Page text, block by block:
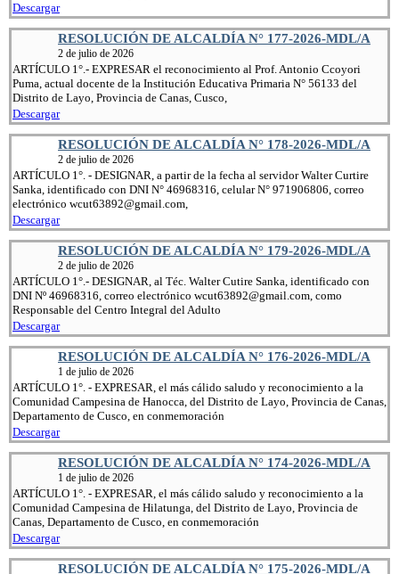
Descargar
RESOLUCIÓN DE ALCALDÍA N° 177-2026-MDL/A
2 de julio de 2026
ARTÍCULO 1°.- EXPRESAR el reconocimiento al Prof. Antonio Ccoyori
Puma, actual docente de la Institución Educativa Primaria N° 56133 del
Distrito de Layo, Provincia de Canas, Cusco,
Descargar
RESOLUCIÓN DE ALCALDÍA N° 178-2026-MDL/A
2 de julio de 2026
ARTÍCULO 1°. - DESIGNAR, a partir de la fecha al servidor Walter Curtire
Sanka, identificado con DNI N° 46968316, celular N° 971906806, correo
electrónico wcut63892@gmail.com,
Descargar
RESOLUCIÓN DE ALCALDÍA N° 179-2026-MDL/A
2 de julio de 2026
ARTÍCULO 1°.- DESIGNAR, al Téc. Walter Cutire Sanka, identificado con
DNI Nº 46968316, correo electrónico wcut63892@gmail.com, como
Responsable del Centro Integral del Adulto
Descargar
RESOLUCIÓN DE ALCALDÍA N° 176-2026-MDL/A
1 de julio de 2026
ARTÍCULO 1°. - EXPRESAR, el más cálido saludo y reconocimiento a la
Comunidad Campesina de Hanocca, del Distrito de Layo, Provincia de Canas,
Departamento de Cusco, en conmemoración
Descargar
RESOLUCIÓN DE ALCALDÍA N° 174-2026-MDL/A
1 de julio de 2026
ARTÍCULO 1°. - EXPRESAR, el más cálido saludo y reconocimiento a la
Comunidad Campesina de Hilatunga, del Distrito de Layo, Provincia de
Canas, Departamento de Cusco, en conmemoración
Descargar
RESOLUCIÓN DE ALCALDÍA N° 175-2026-MDL/A